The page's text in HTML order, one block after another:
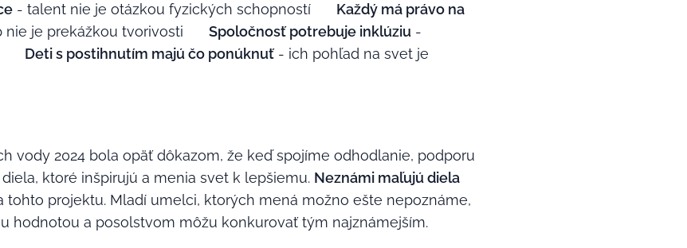
- talent nie je otázkou fyzických schopností 💪 Každý má právo na
nie je prekážkou tvorivosti ❤️ Spoločnosť potrebuje inklúziu -
Deti s postihnutím majú čo ponúknuť- ich pohľad na svet je
vody 2024 bola opäť dôkazom, že keď spojíme odhodlanie, podporu
ktoré inšpirujú a menia svet k lepšiemu. Neznámi maľujú diela
tohto projektu. Mladí umelci, ktorých mená možno ešte nepoznáme,
hodnotou a posolstvom môžu konkurovať tým najznámejším.